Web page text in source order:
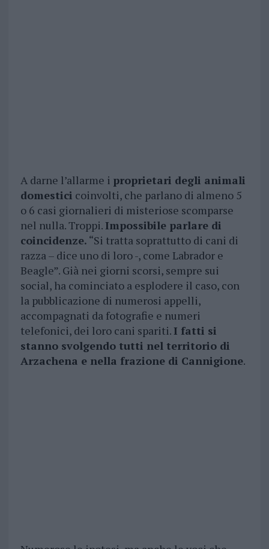
A darne l’allarme i proprietari degli animali
domestici coinvolti, che parlano di almeno 5
o 6 casi giornalieri di misteriose scomparse
nel nulla. Troppi. Impossibile parlare di
coincidenze. “Si tratta soprattutto di cani di
razza – dice uno di loro -, come Labrador e
Beagle”. Già nei giorni scorsi, sempre sui
social, ha cominciato a esplodere il caso, con
la pubblicazione di numerosi appelli,
accompagnati da fotografie e numeri
telefonici, dei loro cani spariti. I fatti si
stanno svolgendo tutti nel territorio di
Arzachena e nella frazione di Cannigione.